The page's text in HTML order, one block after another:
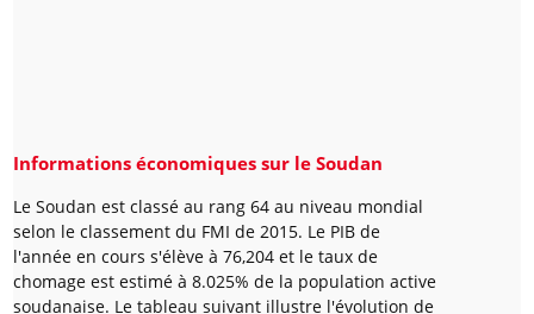
Informations économiques sur le Soudan
Le Soudan est classé au rang 64 au niveau mondial
selon le classement du FMI de 2015. Le PIB de
l'année en cours s'élève à 76,204 et le taux de
chomage est estimé à 8.025% de la population active
soudanaise. Le tableau suivant illustre l'évolution de